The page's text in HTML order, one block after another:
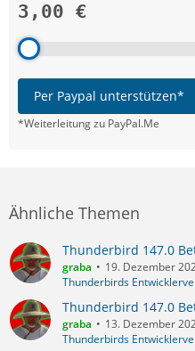
3,00 €
Per Paypal unterstützen*
*Weiterleitung zu PayPal.Me
Ähnliche Themen
Thunderbird 147.0
graba
19. Dezember
Thunderbirds
Thunderbird 147.0
graba
13. Dezember
Thunderbirds